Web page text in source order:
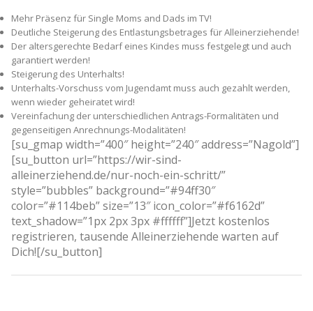
Mehr Präsenz für Single Moms and Dads im TV!
Deutliche Steigerung des Entlastungsbetrages für Alleinerziehende!
Der altersgerechte Bedarf eines Kindes muss festgelegt und auch
garantiert werden!
Steigerung des Unterhalts!
Unterhalts-Vorschuss vom Jugendamt muss auch gezahlt werden,
wenn wieder geheiratet wird!
Vereinfachung der unterschiedlichen Antrags-Formalitäten und
gegenseitigen Anrechnungs-Modalitäten!
[su_gmap width=”400″ height=”240″ address=”Nagold”]
[su_button url=”https://wir-sind-
alleinerziehend.de/nur-noch-ein-schritt/”
style=”bubbles” background=”#94ff30″
color=”#114beb” size=”13″ icon_color=”#f6162d”
text_shadow=”1px 2px 3px #ffffff”]Jetzt kostenlos
registrieren, tausende Alleinerziehende warten auf
Dich![/su_button]